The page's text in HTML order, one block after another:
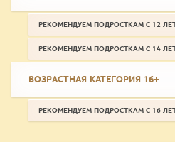
РЕКОМЕНДУЕМ ПОДРОСТКАМ С 12
РЕКОМЕНДУЕМ ПОДРОСТКАМ С 14
ВОЗРАСТНАЯ КАТЕГОРИЯ 16+
РЕКОМЕНДУЕМ ПОДРОСТКАМ С 16